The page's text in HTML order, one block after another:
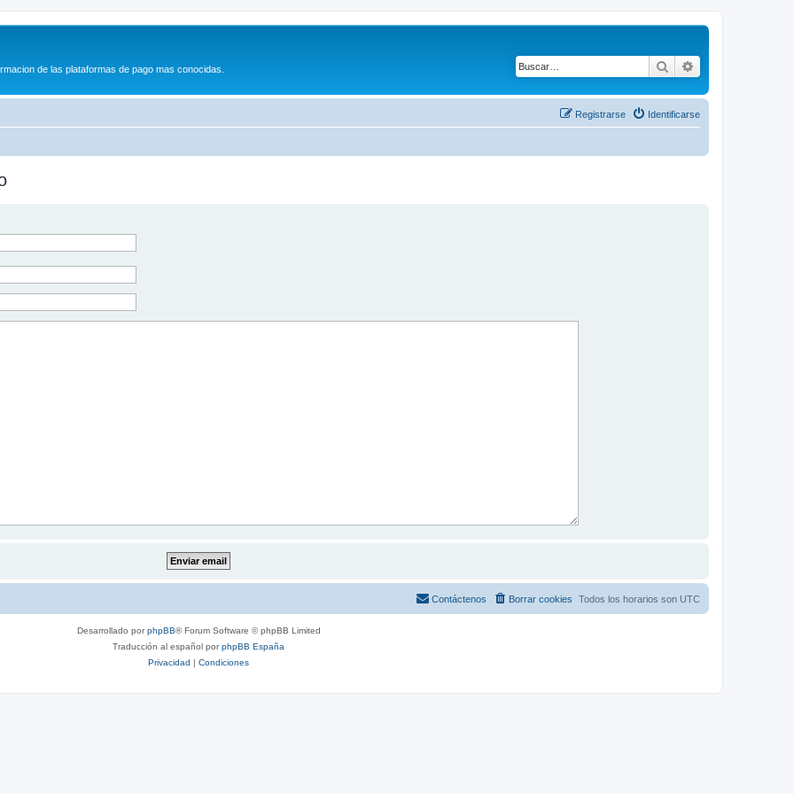
de las plataformas de pago mas conocidas. Buscar
Identificarse
Registrarse
Todos los horarios son UTC
Borrar cookies
Contáctenos
Desarrollado porphpBB® Forum Software © phpBB Limited
Traducción al español porphpBB España
Privacidad | Condiciones